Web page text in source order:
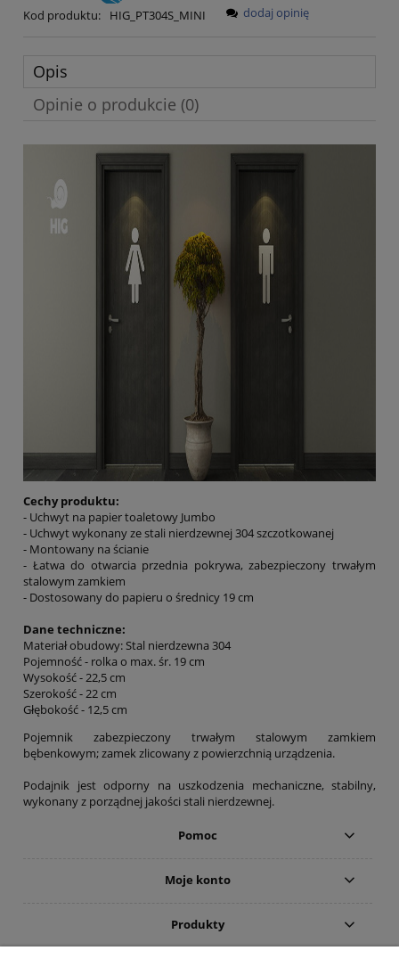
Kod produktu:
HIG_PT304S_MINI
dodaj opinię
Opis
Opinie o produkcie (0)
Cechy produktu:
- Uchwyt na papier toaletowy Jumbo
- Uchwyt wykonany ze stali nierdzewnej 304 szczotkowanej
- Montowany na ścianie
- Łatwa do otwarcia przednia pokrywa, zabezpieczony trwałym
stalowym zamkiem
- Dostosowany do papieru o średnicy 19 cm
Dane techniczne:
Materiał obudowy: Stal nierdzewna 304
Pojemność - rolka o max. śr. 19 cm
Wysokość - 22,5 cm
Szerokość - 22 cm
Głębokość - 12,5 cm
Pojemnik zabezpieczony trwałym stalowym zamkiem
bębenkowym; zamek zlicowany z powierzchnią urządzenia.
Podajnik jest odporny na uszkodzenia mechaniczne, stabilny,
wykonany z porządnej jakości stali nierdzewnej.
Pomoc
Moje konto
Produkty